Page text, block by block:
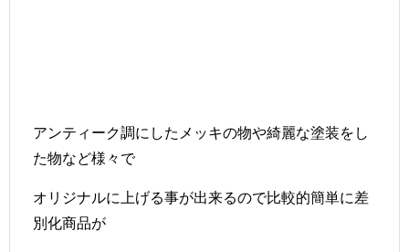
アンティーク調にしたメッキの物や綺麗な塗装をし
た物など様々で
オリジナルに上げる事が出来るので比較的簡単に差
別化商品が